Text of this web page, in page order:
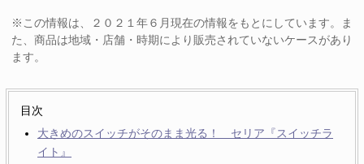
※この情報は、２０２１年６月現在の情報をもとにしています。ま
た、商品は地域・店舗・時期により販売されていないケースがあり
ます。
目次
大きめのスイッチがそのまま光る！ セリア『スイッチラ
イト』